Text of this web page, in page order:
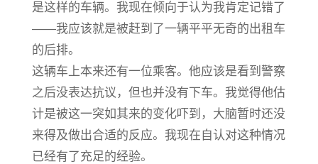
是这样的车辆。我现在倾向于认为我肯定记错了
——我应该就是被赶到了一辆平平无奇的出租车
的后排。
这辆车上本来还有一位乘客。他应该是看到警察
之后没表达抗议，但也并没有下车。我觉得他估
计是被这一突如其来的变化吓到，大脑暂时还没
来得及做出合适的反应。我现在自认对这种情况
已经有了充足的经验。